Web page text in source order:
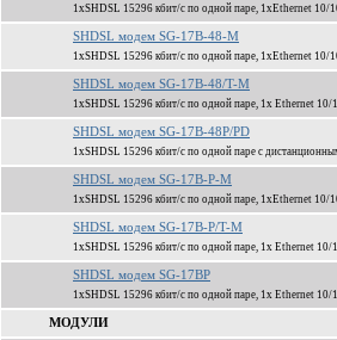
1xSHDSL 15296 кбит/c по одной паре, 1xEthernet 10/
SHDSL модем SG-17B-48-M
1xSHDSL 15296 кбит/c по одной паре, 1xEthernet 10/
SHDSL модем SG-17B-48/T-M
1xSHDSL 15296 кбит/c по одной паре, 1x Ethernet 10/
SHDSL модем SG-17B-48P/PD
1xSHDSL 15296 кбит/c по одной паре с
SHDSL модем SG-17B-P-M
1xSHDSL 15296 кбит/c по одной паре, 1xEthernet 10/
SHDSL модем SG-17B-P/T-M
1xSHDSL 15296 кбит/c по одной паре, 1x Ethernet 10/
SHDSL модем SG-17BP
1xSHDSL 15296 кбит/c по одной паре, 1x Ethernet 10/
МОДУЛИ